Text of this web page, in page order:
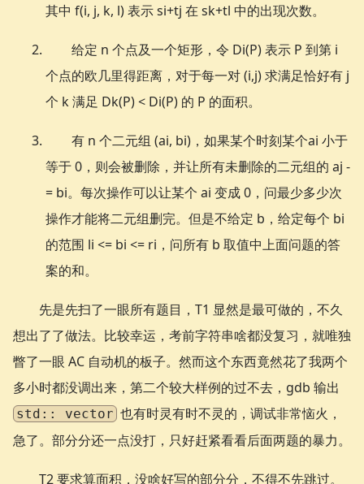
其中 f(i, j, k, l) 表示 si+tj 在 sk+tl 中的出现次数。
给定 n 个点及一个矩形，令 Di(P) 表示 P 到第 i
个点的欧几里得距离，对于每一对 (i,j) 求满足恰好有 j
个 k 满足 Dk(P) < Di(P) 的 P 的面积。
有 n 个二元组 (ai, bi)，如果某个时刻某个ai 小于
等于 0，则会被删除，并让所有未删除的二元组的 aj -
= bi。每次操作可以让某个 ai 变成 0，问最少多少次
操作才能将二元组删完。但是不给定 b，给定每个 bi
的范围 li <= bi <= ri，问所有 b 取值中上面问题的答
案的和。
先是先扫了一眼所有题目，T1 显然是最可做的，不久
想出了了做法。比较幸运，考前字符串啥都没复习，就唯独
瞥了一眼 AC 自动机的板子。然而这个东西竟然花了我两个
多小时都没调出来，第二个较大样例的过不去，gdb 输出
std:: vector 也有时灵有时不灵的，调试非常恼火，
急了。部分分还一点没打，只好赶紧看看后面两题的暴力。
T2 要求算面积，没啥好写的部分分，不得不先跳过。